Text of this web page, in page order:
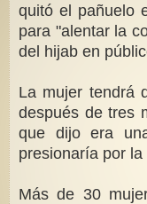
quitó el pañuelo
para "alentar la
del hijab en
La mujer tendrá
después de tres
que dijo era
presionaría por
Más de 30